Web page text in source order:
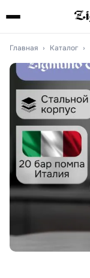
Главная › Каталог ›